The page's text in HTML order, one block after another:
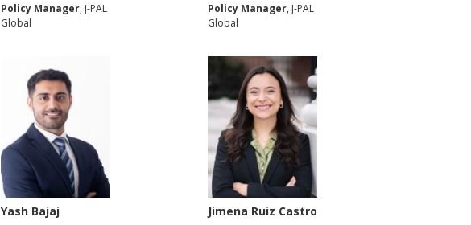
Policy Manager, J-PAL
Global
Policy Manager, J-PAL
Global
Yash Bajaj Jimena Ruiz Castro